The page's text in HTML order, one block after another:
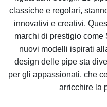
classiche e regolari,
innovativi e creativi.
marchi di prestigio
nuovi modelli ispirati
design delle pipe sta
per gli appassionati, che
arricchire la